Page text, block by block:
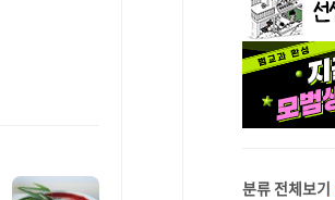
분류 전체보기